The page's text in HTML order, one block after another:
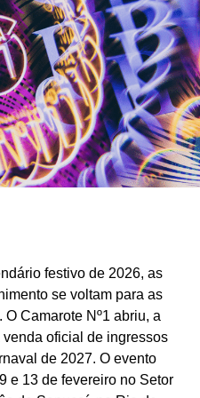
DNA e é uma das marcas
prontos. Há anos
festivo de 2026, as
se voltam para as
Camarote Nº1 abriu, a
oficial de ingressos
de 2027. O evento
e 13 de fevereiro no Setor